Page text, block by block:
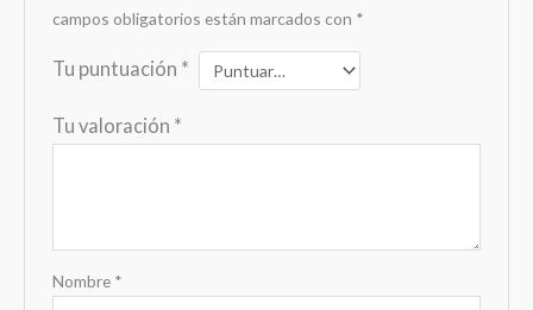
campos obligatorios están marcados con *
Tu puntuación *
Tu valoración *
Nombre *